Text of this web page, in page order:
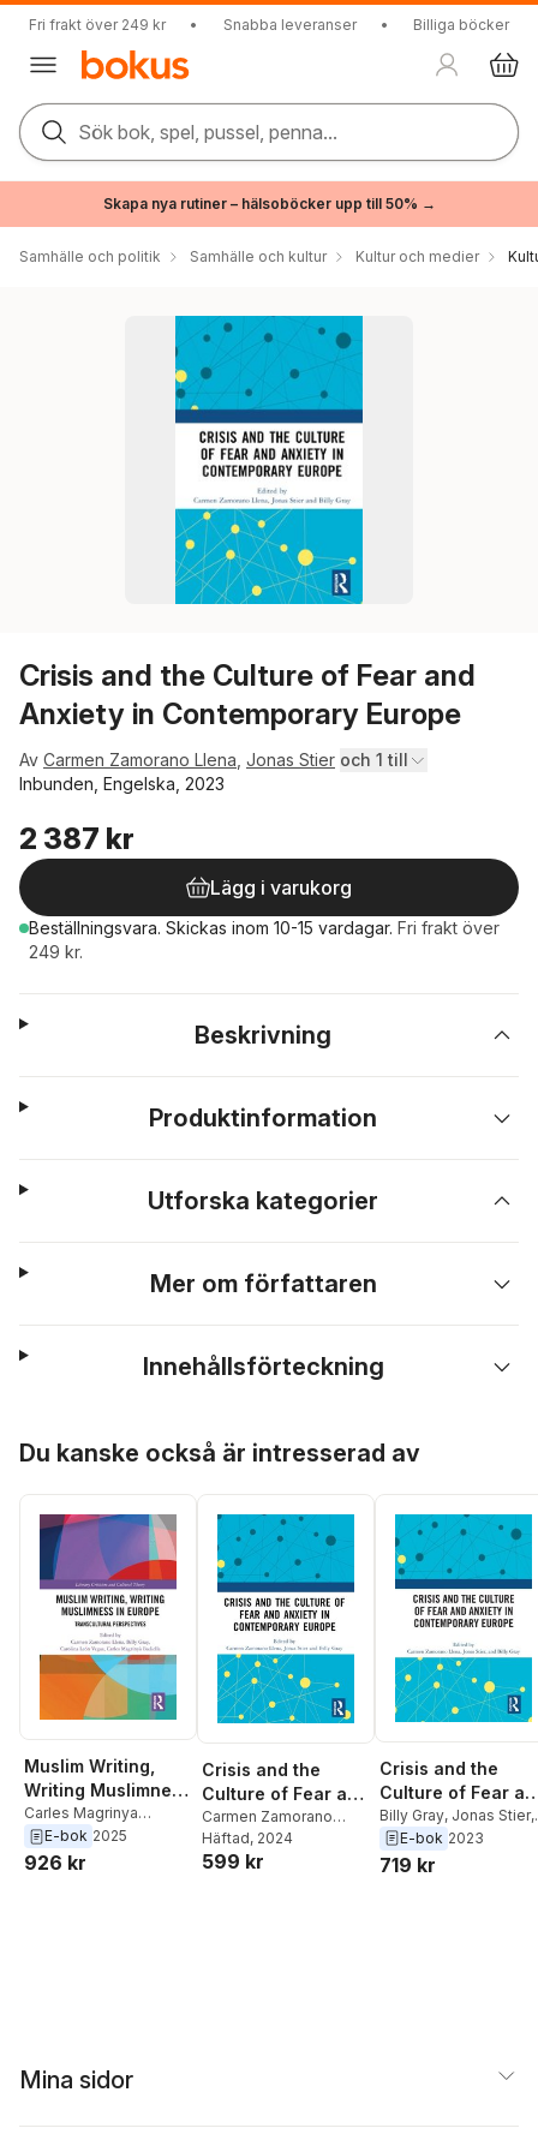
Fri frakt över 249 kr • Snabba leveranser • Billiga böcker
Sök bok, spel, pussel, penna...
Skapa nya rutiner – hälsoböcker upp till 50% →
Samhälle och politik Samhälle och kultur Kultur och medier
Crisis and the Culture of Fear and
Anxiety in Contemporary Europe
Av Carmen Zamorano Llena Jonas Stier och 1 till
Inbunden, Engelska, 2023
2 387 kr
Lägg i varukorg
Beställningsvara. Skickas inom 10-15 vardagar. Fri frakt över
249 kr.
Beskrivning
Produktinformation
Utforska kategorier
Mer om författaren
Innehållsförteckning
Du kanske också är intresserad av
Muslim Writing,
Writing Muslimness
in Europe
Carles Magrinya
Badiella, Carolina Leon
Vegas ,Billy Gray
E-bok 2025
926 kr
Crisis and the
Culture of Fear and
Anxiety in
Contemporary
Europe
Carmen Zamorano
Llena,Jonas Stier
Gray
Häftad, 2024
599 kr
Crisis and the
Culture of Fear
Anxiety in
Contemporary
Europe
Billy Gray, Jonas Stier,
Carmen Zamorano
Llena
E-bok 2023
719 kr
Mina sidor